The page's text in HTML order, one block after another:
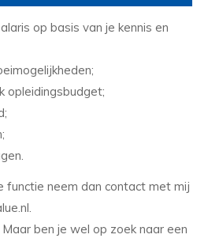
op basis van je kennis en
opleidingsbudget;
functie neem dan contact met mij
ben je wel op zoek naar een